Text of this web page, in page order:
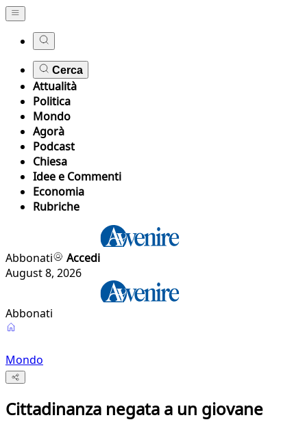
Cerca
Attualità
Politica
Mondo
Agorà
Podcast
Chiesa
Idee e Commenti
Economia
Rubriche
Abbonati
Accedi
August 8, 2026
Abbonati
Mondo
Cittadinanza negata a un giovane